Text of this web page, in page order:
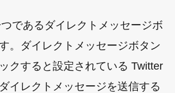
であるダイレクトメッセージボ
。ダイレクトメッセージボタン
クすると設定されている Twitter
イレクトメッセージを送信する